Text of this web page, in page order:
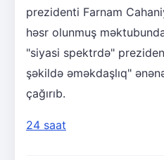
prezidenti Farnam
həsr olunmuş
"siyasi spektrdə"
şəkildə əməkdaşlıq"
çağırıb.
24 saat